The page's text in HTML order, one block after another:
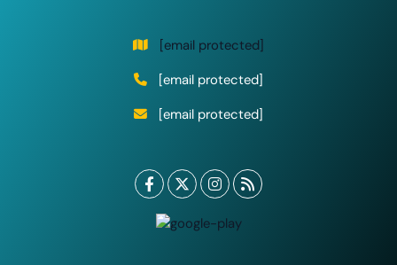
[email protected]
[email protected]
[email protected]